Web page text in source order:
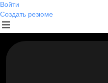
Войти
Создать резюме